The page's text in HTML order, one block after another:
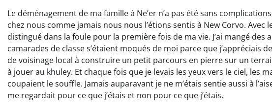
Le déménagement de ma famille à Ne’er n’a pas été sans
chez nous comme jamais nous nous l’étions sentis à New Corvo. Avec
distingué dans la foule pour la première fois de ma vie. J’ai mangé des
camarades de classe s’étaient moqués de moi parce que j’appréciais
de voisinage local à construire un petit parcours en pierre sur un
à jouer au khuley. Et chaque fois que je levais les yeux vers le ciel, les
coupaient le souffle. Jamais auparavant je ne m’étais sentie aussi à
me regardait pour ce que j’étais et non pour ce que j’étais.